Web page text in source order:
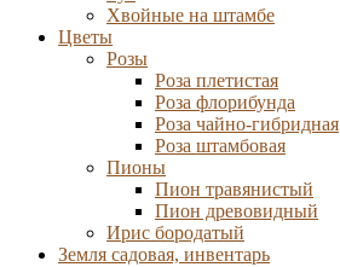
Хвойные на штамбе
Цветы
Розы
Роза плетистая
Роза флорибунда
Роза чайно-гибридная
Роза штамбовая
Пионы
Пион травянистый
Пион древовидный
Ирис бородатый
Земля садовая, инвентарь